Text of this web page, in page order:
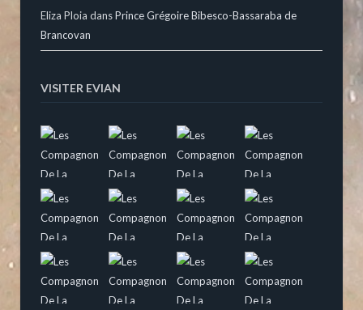
Eliza Ploia dansPrince Grégoire Bibesco-Bassaraba de
Brancovan
VISITER EVIAN